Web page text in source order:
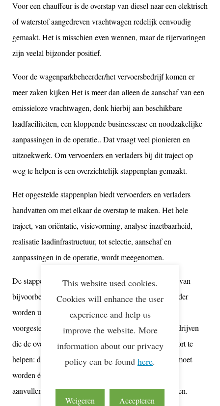
Voor een chauffeur is de overstap van diesel naar een elektrisch
of waterstof aangedreven vrachtwagen redelijk eenvoudig
gemaakt. Het is misschien even wennen, maar de rijervaringen
zijn veelal bijzonder positief.
Voor de wagenparkbeheerder/het vervoersbedrijf komen er
meer zaken kijken Het is meer dan alleen de aanschaf van een
emissieloze vrachtwagen, denk hierbij aan beschikbare
laadfaciliteiten, een kloppende businesscase en noodzakelijke
aanpassingen in de operatie.. Dat vraagt veel pionieren en
uitzoekwerk. Om vervoerders en verladers bij dit traject op
weg te helpen is een overzichtelijk stappenplan gemaakt.
Het opgestelde stappenplan biedt vervoerders en verladers
handvatten om met elkaar de overstap te maken. Het hele
traject, van oriëntatie, visievorming, analyse inzetbaarheid,
realisatie laadinfrastructuur, tot selectie, aanschaf en
aanpassingen in de operatie, wordt meegenomen.
De stappen kunnen parallel aan elkaar of, afhankelijk van
bijvoorbeeld interesse in een specifiek onderwerp, eerder
worden uitgevoerd. Wel zit er een gedachte achter de
voorgestelde route. Het stappenplan is bedoeld om bedrijven
die de overstap willen maken naar zero emissie transport te
helpen: door een overzicht te geven waaraan gedacht moet
worden én daar waar beschikbaar te verwijzen naar
aanvullende informatie om verder de diepte in te kunnen.
This website used cookies.
Cookies will enhance the user
experience and help us
improve the website. More
information about our privacy
policy can be found here.
Weigeren Accepteren